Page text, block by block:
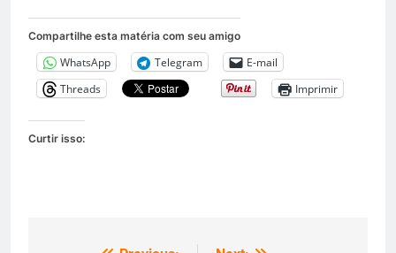
Compartilhe esta matéria com seu amigo
WhatsApp Telegram
E-mail
Threads
Imprimir
Curtir isso: